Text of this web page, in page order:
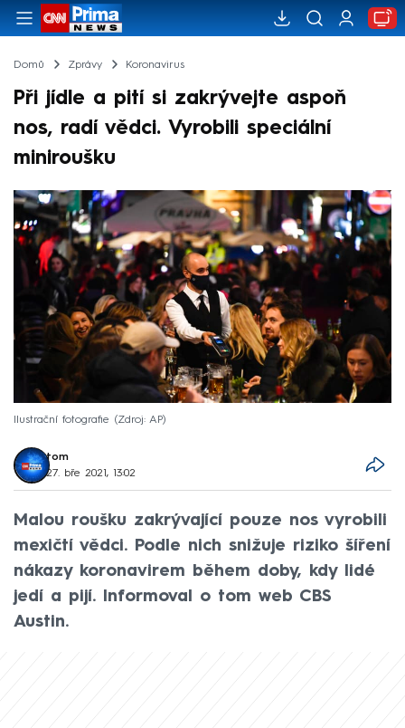
Domů Zprávy Koronavirus
Při jídle a pití si zakrývejte aspoň
nos, radí vědci. Vyrobili speciální
miniroušku
Ilustrační fotografie Zdroj: AP
tom
27. bře 2021, 13:02
Malou roušku zakrývající pouze nos vyrobili
mexičtí vědci. Podle nich snižuje riziko šíření
nákazy koronavirem během doby, kdy lidé
jedí a pijí. Informoval o tom web CBS
Austin.